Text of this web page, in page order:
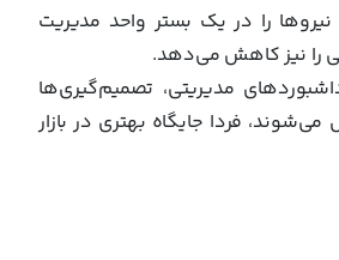
را در یک بستر واحد مدیریت
را نیز کاهش می‌دهد.
مدیریتی، تصمیم‌گیری‌ها
فردا جایگاه بهتری در بازار